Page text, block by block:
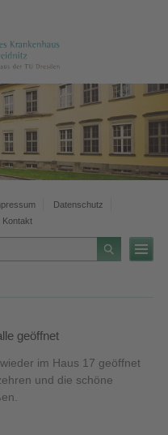
Datenschutz
Kontakt
geöffnet
im Haus 17 geöffnet
und die schöne